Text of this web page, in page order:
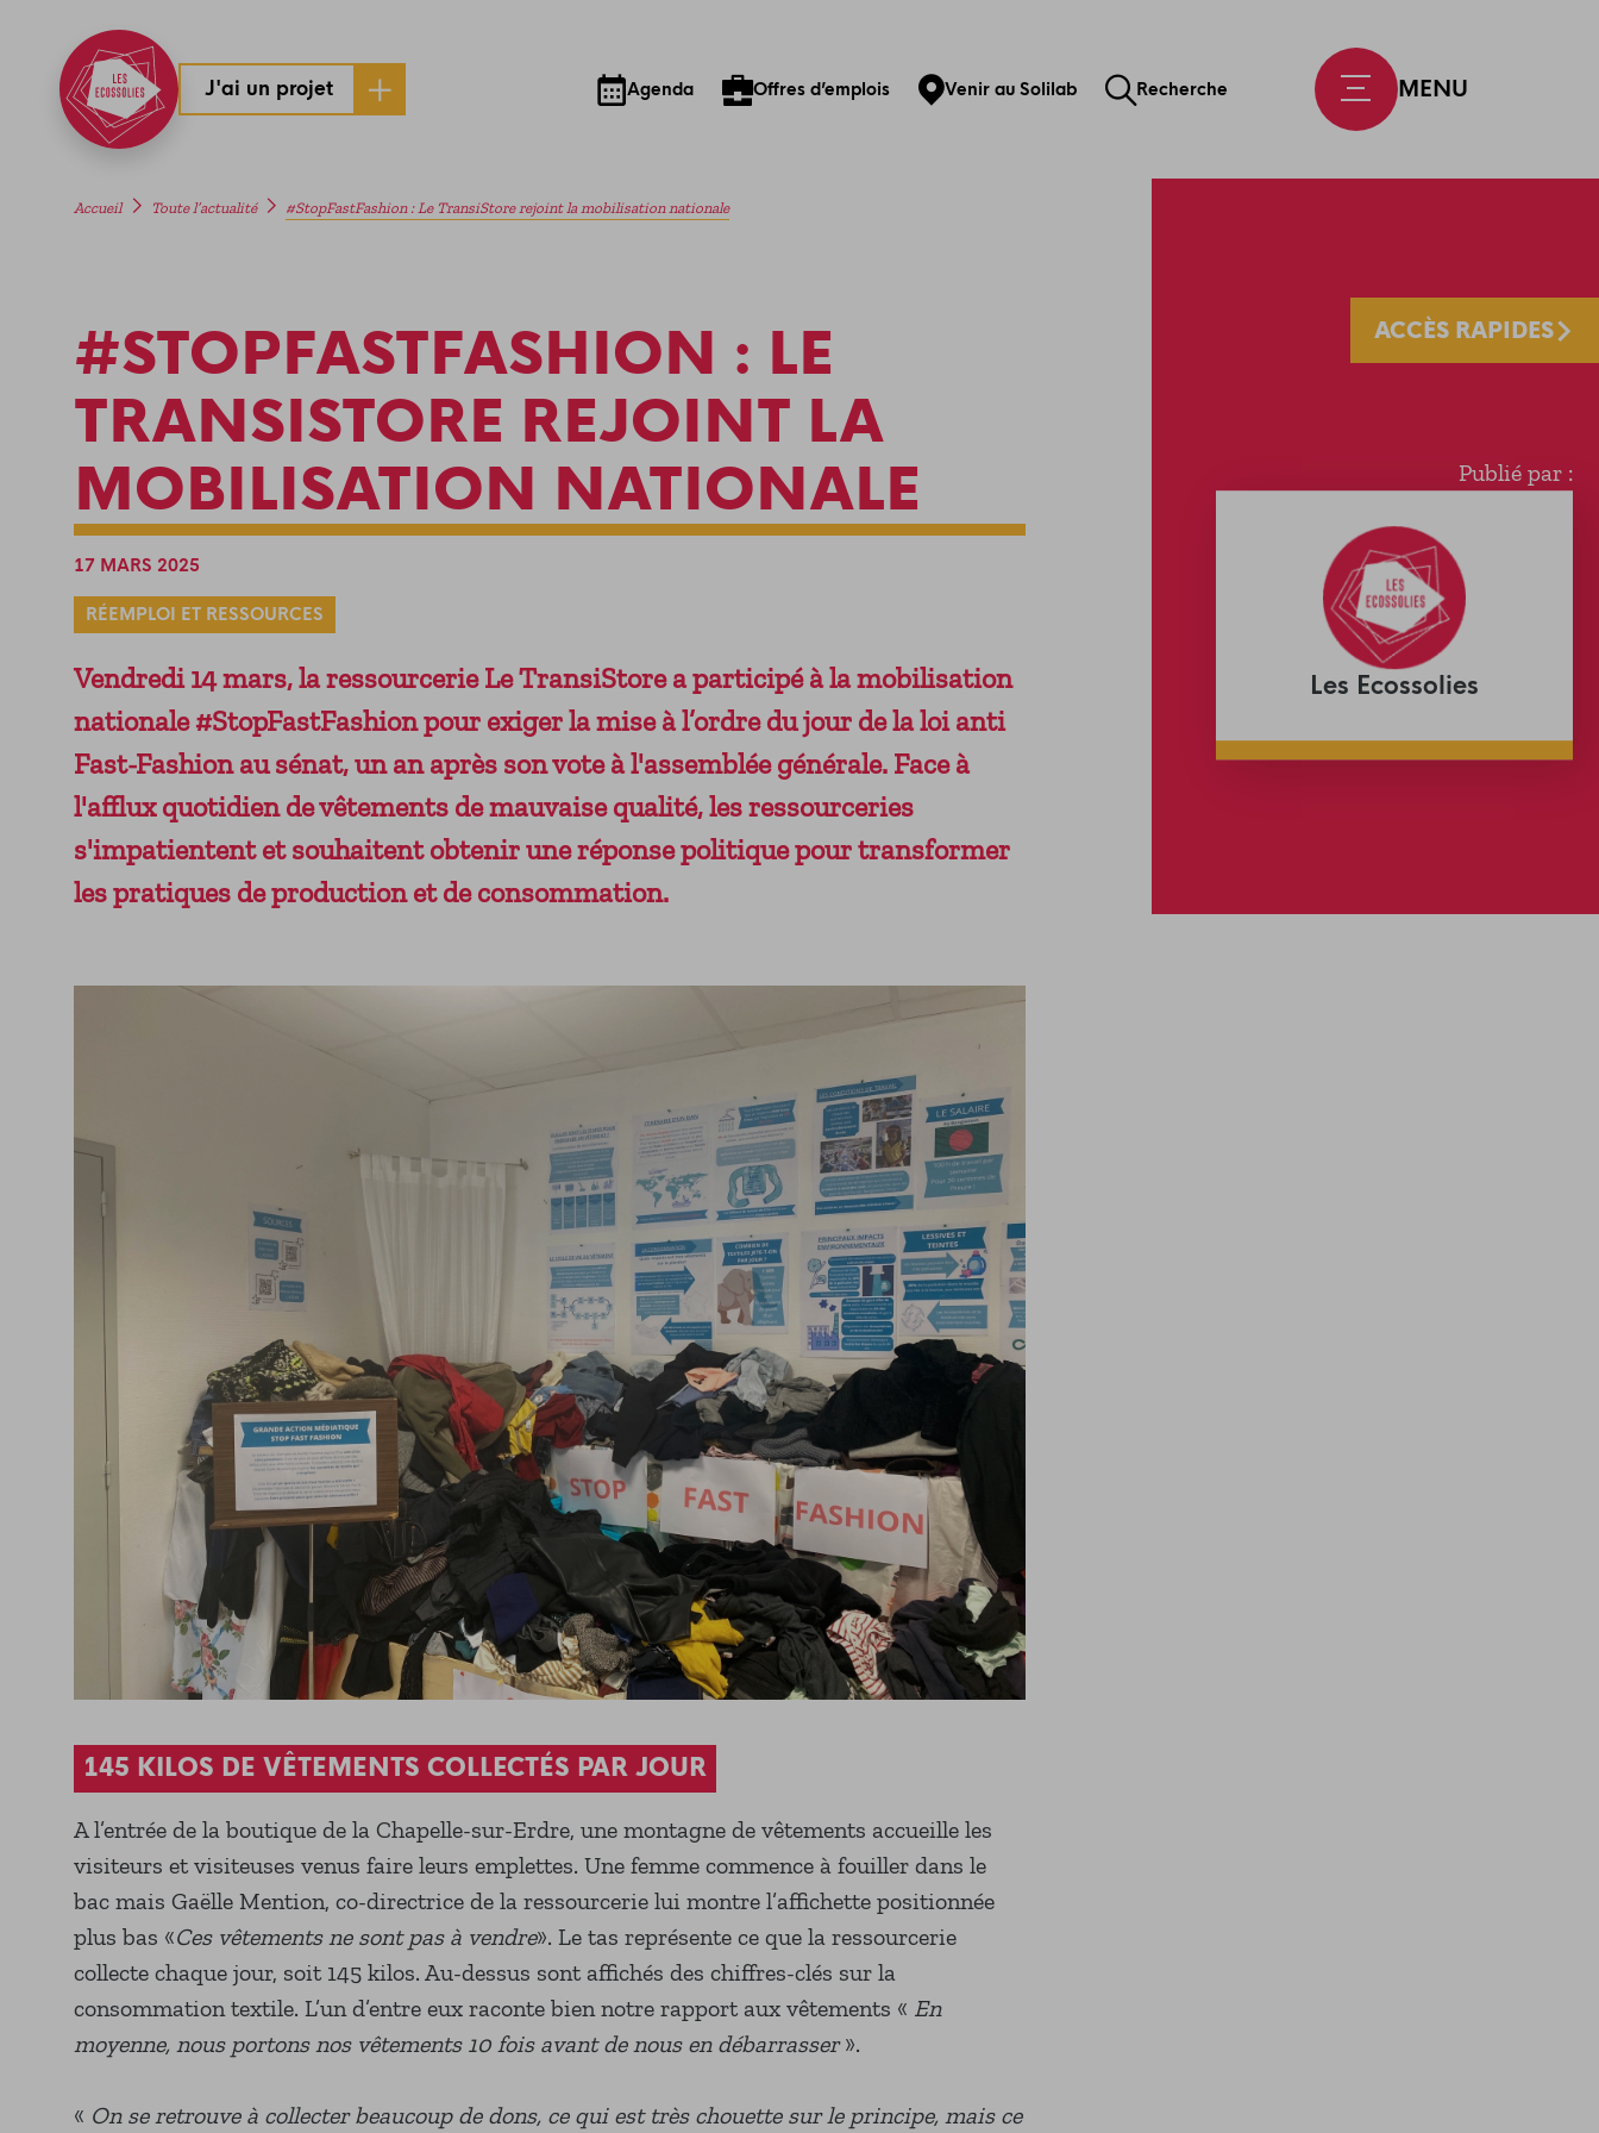
J'ai un projet Agenda Offres d’emplois Venir au Solilab Recherche MENU
ACCÈS RAPIDES
Accueil Toute l’actualité #StopFastFashion : Le TransiStore rejoint la mobilisation nationale
#STOPFASTFASHION : LE
TRANSISTORE REJOINT LA
MOBILISATION NATIONALE
17 MARS 2025
RÉEMPLOI ET RESSOURCES
Vendredi 14 mars, la ressourcerie Le TransiStore a participé à la mobilisation
nationale #StopFastFashion pour exiger la mise à l’ordre du jour de la loi anti
Fast-Fashion au sénat, un an après son vote à l'assemblée générale. Face à
l'afflux quotidien de vêtements de mauvaise qualité, les ressourceries
s'impatientent et souhaitent obtenir une réponse politique pour transformer
les pratiques de production et de consommation.
Publié par :
Les Ecossolies
145 KILOS DE VÊTEMENTS COLLECTÉS PAR JOUR
A l’entrée de la boutique de la Chapelle-sur-Erdre, une montagne de vêtements accueille les
visiteurs et visiteuses venus faire leurs emplettes. Une femme commence à fouiller dans le
bac mais Gaëlle Mention, co-directrice de la ressourcerie lui montre l’affichette positionnée
plus bas «Ces vêtements ne sont pas à vendre». Le tas représente ce que la ressourcerie
collecte chaque jour, soit 145 kilos. Au-dessus sont affichés des chiffres-clés sur la
consommation textile. L’un d’entre eux raconte bien notre rapport aux vêtements « En
moyenne, nous portons nos vêtements 10 fois avant de nous en débarrasser».
« On se retrouve à collecter beaucoup de dons, ce qui est très chouette sur le principe, mais ce